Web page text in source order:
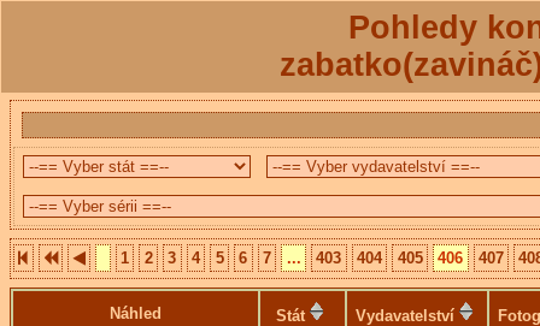
Pohledy
1 2 3 4 5 6 7 ... 403 404 405 406 407
Náhled Stát Vydavatelství